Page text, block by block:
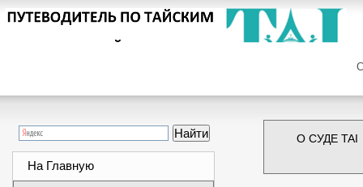
На Главную
О СУДЕ TAI